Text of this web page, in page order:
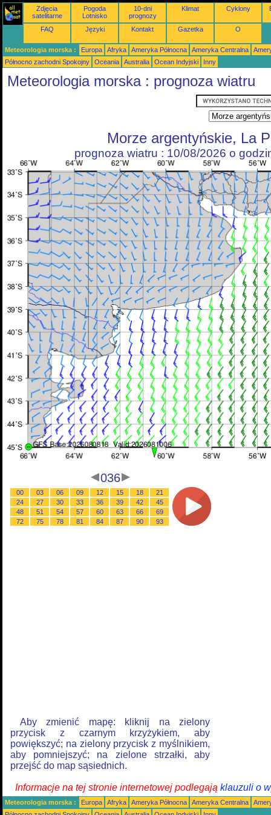
Zdjęcia
satelitarne
Pogoda
Lotnisko
10-dni
prognozy
Klimat Cyklony
FAQ Języki Kontakt Gazetka O
Meteorologia morska : Europa Afryka Ameryka Północna Ameryka Centralna
Północno zachodni Spokojny
Oceania Australia Ocean Indyjski Inny
Meteorologia morska : prognoza wiatru
Morze argentyńskie, La
prognoza wiatru : 10/08/2026 o
036
00 03 06 09 12 15 18
21
24
27 30 33 36 39 42
45
48
51 54 57 60 63 66
69
72
75 78 81 84 87 90 93
Aby zmienić mapę: kliknij na zielony
przycisk z czarnym krzyżykiem, aby
powiększyć; na zielony przycisk z myślnikiem,
aby pomniejszyć; na zielone strzałki, aby
przejść do map sąsiednich.
Informacje na tej stronie internetowej podlegają klauzuli o
Meteorologia morska : Europa Afryka Ameryka Północna Ameryka Centralna